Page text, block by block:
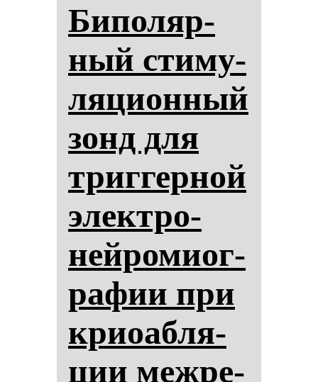
Би­по­ляр­
ный сти­му­
ля­ци­он­ный
зонд для
триг­гер­ной
элек­тро­
ней­ро­ми­ог­
ра­фии при
криоаб­ля­
ции меж­ре­